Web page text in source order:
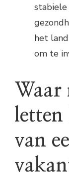
stabiele
het
om te
Waar
letten
van